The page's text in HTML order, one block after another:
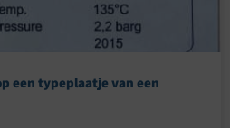
een typeplaatje van een